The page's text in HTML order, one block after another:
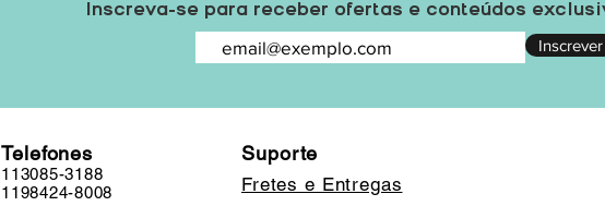
Inscreva-se para receber ofertas e conteúdos
Inscrever
Telefones
113085-3188
1198424-8008
Suporte
Fretes e Entregas